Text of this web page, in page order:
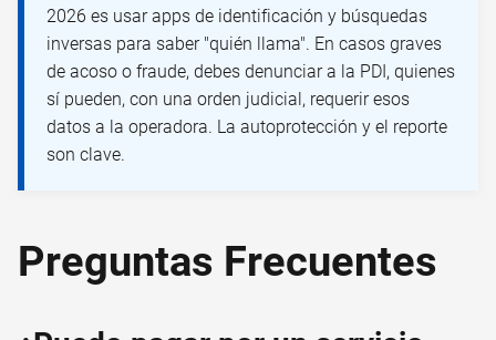
2026 es usar apps de identificación y búsquedas
inversas para saber "quién llama". En casos graves
de acoso o fraude, debes denunciar a la PDI, quienes
sí pueden, con una orden judicial, requerir esos
datos a la operadora. La autoprotección y el reporte
son clave.
Preguntas Frecuentes